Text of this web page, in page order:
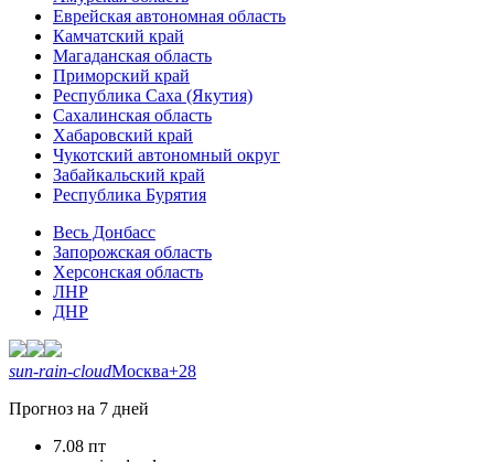
Еврейская автономная область
Камчатский край
Магаданская область
Приморский край
Республика Саха (Якутия)
Сахалинская область
Хабаровский край
Чукотский автономный округ
Забайкальский край
Республика Бурятия
Весь Донбасс
Запорожская область
Херсонская область
ЛНР
ДНР
sun-rain-cloudМосква+28
Прогноз на 7 дней
7.08 пт